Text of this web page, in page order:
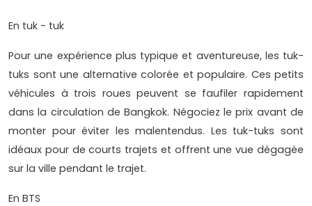
En tuk - tuk
Pour une expérience plus typique et aventureuse, les tuk-
tuks sont une alternative colorée et populaire. Ces petits
véhicules à trois roues peuvent se faufiler rapidement
dans la circulation de Bangkok. Négociez le prix avant de
monter pour éviter les malentendus. Les tuk-tuks sont
idéaux pour de courts trajets et offrent une vue dégagée
sur la ville pendant le trajet.
En BTS